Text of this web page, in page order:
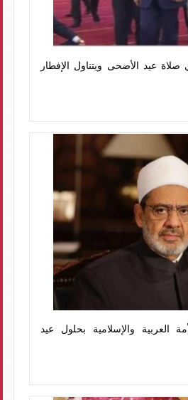
عيد الأضحى ويتناول الإفطار
العربية والإسلامية بحلول عيد